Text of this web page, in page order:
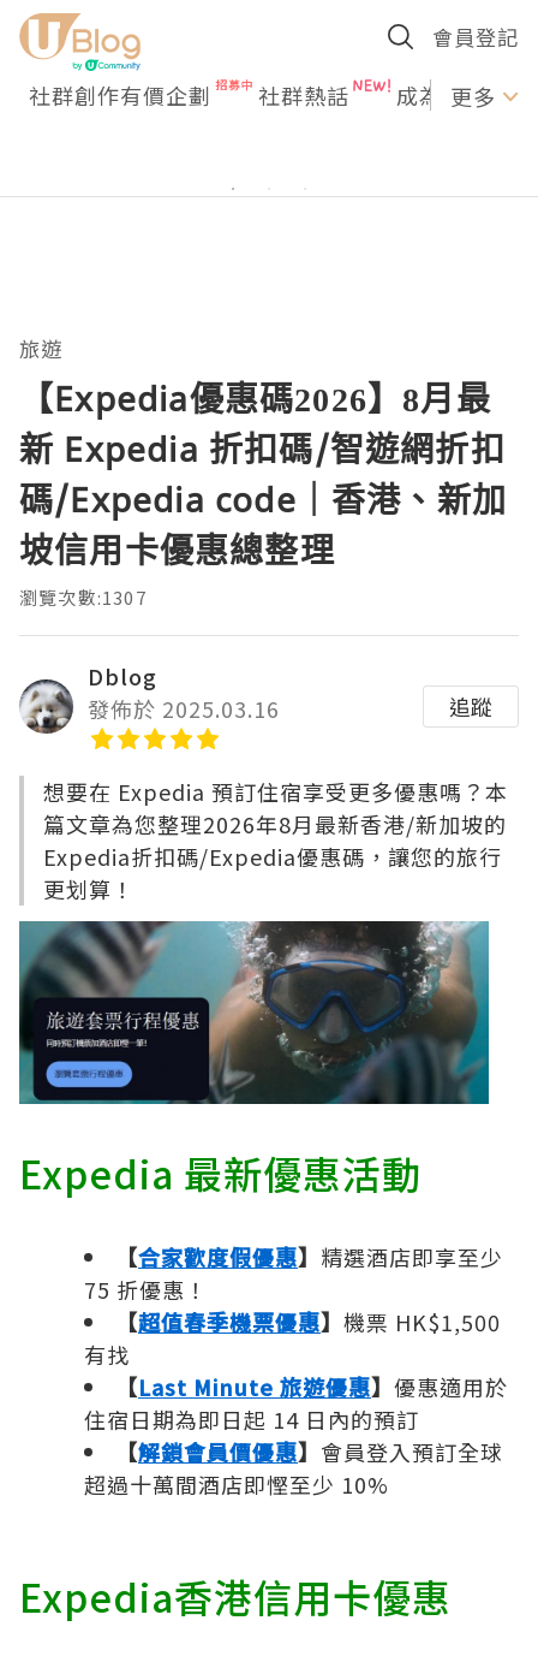
會員登記
社群創作有價企劃 社群熱話 成為U更多
旅遊
【Expedia優惠碼2026】8月最
新 Expedia 折扣碼/智遊網折扣
碼/Expedia code｜香港、新加
坡信用卡優惠總整理
瀏覽次數:1307
Dblog
發佈於 2025.03.16
追蹤
想要在 Expedia 預訂住宿享受更多優惠嗎？本
篇文章為您整理2026年8月最新香港/新加坡的
Expedia折扣碼/Expedia優惠碼，讓您的旅行
更划算！
Expedia 最新優惠活動
【合家歡度假優惠】 精選酒店即享至少
75 折優惠！
【超值春季機票優惠】 機票 HK$1,500
有找
【Last Minute 旅遊優惠】 優惠適用於
住宿日期為即日起 14 日內的預訂
【解鎖會員價優惠】 會員登入預訂全球
超過十萬間酒店即慳至少 10%
Expedia香港信用卡優惠